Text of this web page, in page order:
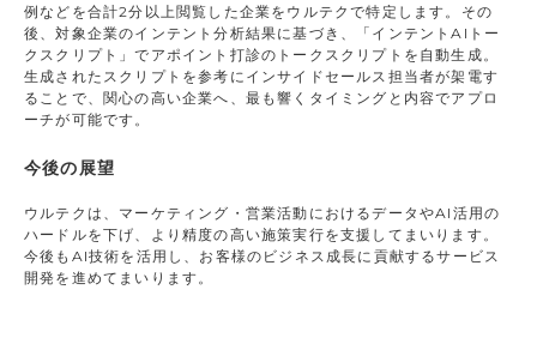
例などを合計2分以上閲覧した企業をウルテクで特定します。その
後、対象企業のインテント分析結果に基づき、「インテントAIトー
クスクリプト」でアポイント打診のトークスクリプトを自動生成。
生成されたスクリプトを参考にインサイドセールス担当者が架電す
ることで、関心の高い企業へ、最も響くタイミングと内容でアプロ
ーチが可能です。
今後の展望
ウルテクは、マーケティング・営業活動におけるデータやAI活用の
ハードルを下げ、より精度の高い施策実行を支援してまいります。
今後もAI技術を活用し、お客様のビジネス成長に貢献するサービス
開発を進めてまいります。